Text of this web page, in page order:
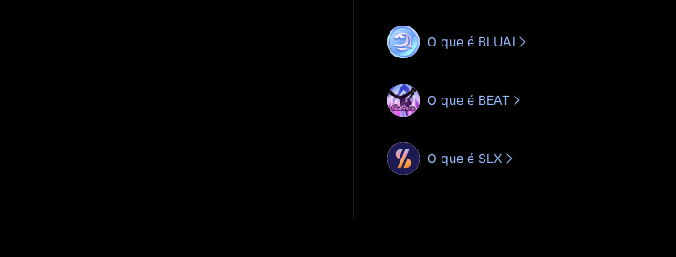
O que é BLUAI
O que é BEAT
O que é SLX